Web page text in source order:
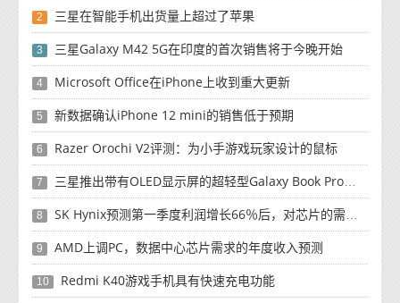
2 三星在智能手机出货量上超过了苹果
3 三星Galaxy M42 5G在印度的首次销售将于今晚开始
4 Microsoft Office在iPhone上收到重大更新
5 新数据确认iPhone 12 mini的销售低于预期
6 Razer Orochi V2评测：为小手游戏玩家设计的鼠标
7 三星推出带有OLED显示屏的超轻型Galaxy Book Pro和Galaxy Book Pro 360笔记本电脑
8 SK Hynix预测第一季度利润增长66％后，对芯片的需求将增强
9 AMD上调PC，数据中心芯片需求的年度收入预测
10 Redmi K40游戏手机具有快速充电功能